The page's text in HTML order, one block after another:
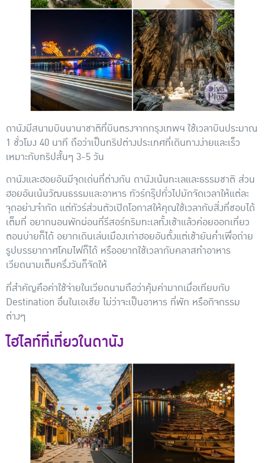
ดานังมีสนามบินนานาชาติที่บินตรงจากกรุงเทพฯ ใช้เวลาบินประมาณ
1 ชั่วโมง 40 นาที ถือว่าเป็นทริปต่างประเทศที่เดินทางง่ายและเร็ว
เหมาะกับทริปสั้นๆ 3-5 วัน
ดานังและฮอยอันมีจุดเด่นที่ต่างกัน ดานังเน้นทะเลและธรรมชาติ ส่วน
ฮอยอันเน้นวัฒนธรรมและอาหาร ทัวร์กรุ๊ปทั่วไปมักจัดเวลาให้แต่ละ
จุดอย่างจำกัด แต่ทัวร์ส่วนตัวเปิดโอกาสให้คุณใช้เวลากับสิ่งที่ชอบได้
เต็มที่ อยากนอนพักผ่อนที่รีสอร์ทริมทะเลทั้งเช้าแล้วค่อยออกเที่ยว
ตอนบ่ายก็ได้ อยากเดินเล่นเมืองเก่าฮอยอันตั้งแต่เช้ายันค่ำเพื่อถ่าย
รูปบรรยากาศโคมไฟก็ได้ หรืออยากใช้เวลากับคลาสทำอาหาร
เวียดนามเต็มครึ่งวันก็จัดให้
ที่สำคัญคือค่าใช้จ่ายในเวียดนามถือว่าคุ้มค่ามากเมื่อเทียบกับ
Destination อื่นในเอเชีย ไม่ว่าจะเป็นอาหาร ที่พัก หรือกิจกรรม
ต่างๆ
ไฮไลท์ที่เที่ยวในดานัง